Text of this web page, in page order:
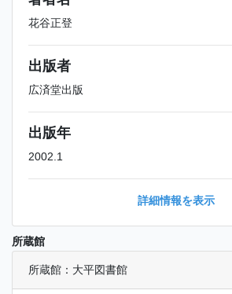
花谷正登
出版者
広済堂出版
出版年
2002.1
詳細情報を表示
所蔵館
所蔵館：大平図書館